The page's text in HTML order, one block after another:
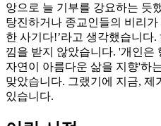
앙으로 늘 기부를 강요하는 듯
탕진하거나 종교인들의 비리
한 사기다!’라고 생각했습니다
낌을 받지 않았습니다. '개인은
자연이 아름다운 삶을 지향'하
맞았습니다. 그랬기에 지금, 제
있습니다.